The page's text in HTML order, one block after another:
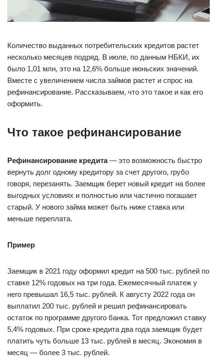
Количество выданных потребительских кредитов растет
несколько месяцев подряд. В июле, по данным НБКИ, их
было 1,01 млн, это на 12,6% больше июньских значений.
Вместе с увеличением числа займов растет и спрос на
рефинансирование. Рассказываем, что это такое и как его
оформить.
Что такое рефинансирование
Рефинансирование кредита— это возможность быстро
вернуть долг одному кредитору за счет другого, грубо
говоря, перезанять. Заемщик берет новый кредит на более
выгодных условиях и полностью или частично погашает
старый. У нового займа может быть ниже ставка или
меньше переплата.
Пример
Заемщик в 2021 году оформил кредит на 500 тыс. рублей по
ставке 12% годовых на три года. Ежемесячный платеж у
него превышал 16,5 тыс. рублей. К августу 2022 года он
выплатил 200 тыс. рублей и решил рефинансировать
остаток по программе другого банка. Тот предложил ставку
5,4% годовых. При сроке кредита два года заемщик будет
платить чуть больше 13 тыс. рублей в месяц. Экономия в
месяц — более 3 тыс. рублей.